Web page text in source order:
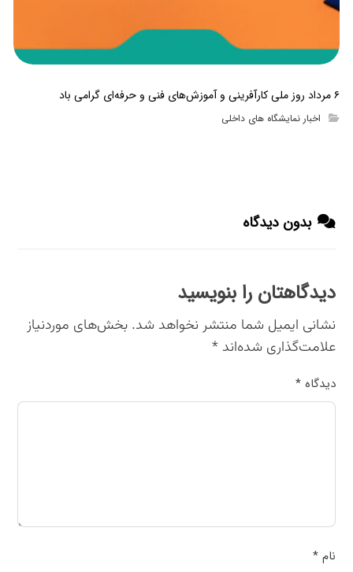
۶ مرداد روز ملی کارآفرینی و آموزش‌های فنی و حرفه‌ای گرامی باد
اخبار نمایشگاه های داخلی
بدون دیدگاه
دیدگاهتان را بنویسید
نشانی ایمیل شما منتشر نخواهد شد. بخش‌های موردنیاز
علامت‌گذاری شده‌اند*
دیدگاه*
نام*